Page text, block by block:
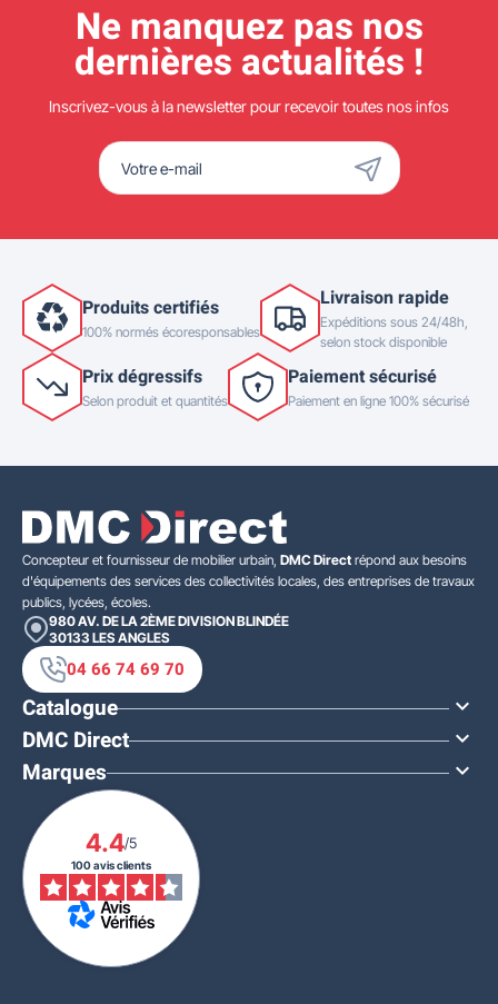
Ne manquez pas nos
dernières actualités !
Inscrivez-vous à la newsletter pour recevoir toutes nos infos
Produits certifiés
100% normés écoresponsables
Livraison rapide
Expéditions sous 24/48h,
selon stock disponible
Prix dégressifs
Selon produit et quantités
Paiement sécurisé
Paiement en ligne 100% sécurisé
Concepteur et fournisseur de mobilier urbain, DMC Direct répond aux besoins
d'équipements des services des collectivités locales, des entreprises de travaux
publics, lycées, écoles.
980 AV. DE LA 2ÈME DIVISION BLINDÉE
30133 LES ANGLES
04 66 74 69 70
Catalogue 
DMC Direct 
Marques 
4.4/5
100 avis clients